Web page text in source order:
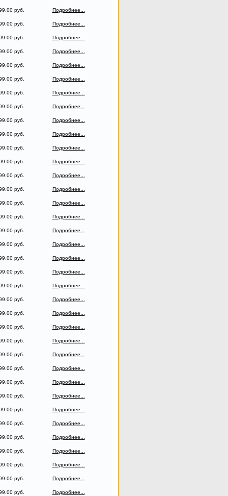
руб.
Подробнее...
руб.
Подробнее...
руб.
Подробнее...
руб.
Подробнее...
руб.
Подробнее...
руб.
Подробнее...
руб.
Подробнее...
руб.
Подробнее...
руб.
Подробнее...
руб.
Подробнее...
руб.
Подробнее...
руб.
Подробнее...
руб.
Подробнее...
руб.
Подробнее...
руб.
Подробнее...
руб.
Подробнее...
руб.
Подробнее...
руб.
Подробнее...
руб.
Подробнее...
руб.
Подробнее...
руб.
Подробнее...
руб.
Подробнее...
руб.
Подробнее...
руб.
Подробнее...
руб.
Подробнее...
руб.
Подробнее...
руб.
Подробнее...
руб.
Подробнее...
руб.
Подробнее...
руб.
Подробнее...
руб.
Подробнее...
руб.
Подробнее...
руб.
Подробнее...
руб.
Подробнее...
руб.
Подробнее...
руб.
Подробнее...